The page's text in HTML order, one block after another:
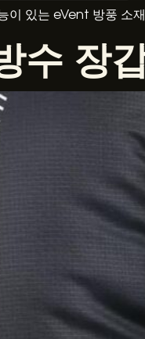
이 있는 eVent 방풍 소
수 장